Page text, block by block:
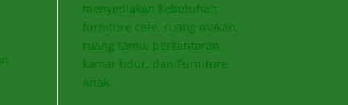
menyediakan kebutuhan
furniture cafe, ruang makan,
ruang tamu, perkantoran,
kamar tidur, dan Furniture
Anak.